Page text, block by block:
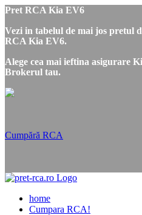
Pret RCA Kia EV6
Vezi in tabelul de mai jos pretul
RCA Kia EV6.
Alege cea mai ieftina asigurare
Brokerul tau.
Cumpără RCA
home
Cumpara RCA!